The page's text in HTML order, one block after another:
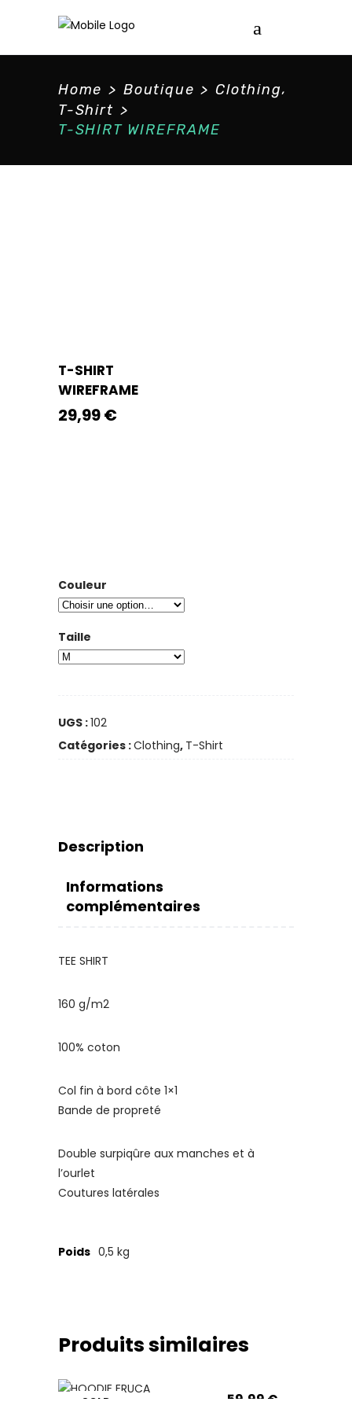
Home > Boutique > Clothing,
T-Shirt >
T-SHIRT WIREFRAME
T-SHIRT
WIREFRAME
29,99€
Couleur
Taille
UGS :102
Catégories :Clothing, T-Shirt
Description
Informations
complémentaires
TEE SHIRT
160 g/m2
100% coton
Col fin à bord côte 1×1
Bande de propreté
Double surpiqûre aux manches et à
l’ourlet
Coutures latérales
Poids 0,5 kg
Produits similaires
SOLD 59,99 €
HOODIE ERUCA
a
SWEAT WIREFRAME
CHOIX DES OPTIONS